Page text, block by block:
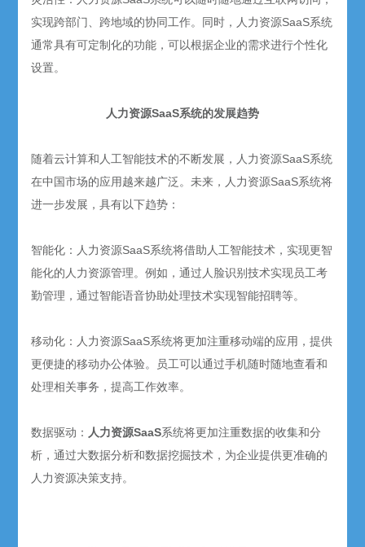
实现跨部门、跨地域的协同工作。同时，人力资源SaaS系统
通常具有可定制化的功能，可以根据企业的需求进行个性化
设置。
人力资源SaaS系统的发展趋势
随着云计算和人工智能技术的不断发展，人力资源SaaS系统
在中国市场的应用越来越广泛。未来，人力资源SaaS系统将
进一步发展，具有以下趋势：
智能化：人力资源SaaS系统将借助人工智能技术，实现更智
能化的人力资源管理。例如，通过人脸识别技术实现员工考
勤管理，通过智能语音协助处理技术实现智能招聘等。
移动化：人力资源SaaS系统将更加注重移动端的应用，提供
更便捷的移动办公体验。员工可以通过手机随时随地查看和
处理相关事务，提高工作效率。
数据驱动： 人力资源SaaS系统将更加注重数据的收集和分
析，通过大数据分析和数据挖掘技术，为企业提供更准确的
人力资源决策支持。